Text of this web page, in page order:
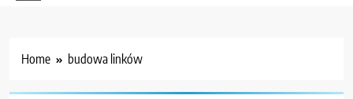
Home budowa linków